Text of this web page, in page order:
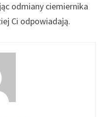
odmiany ciemiernika
Ci odpowiadają.